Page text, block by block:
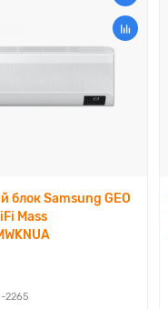
блок Samsung GEO
Mass
2265